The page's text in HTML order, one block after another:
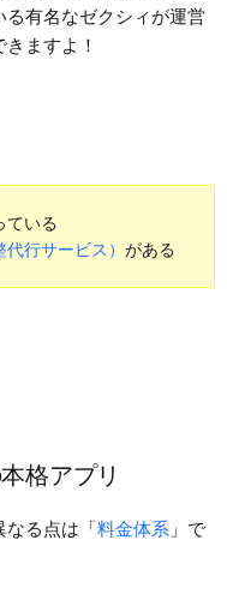
有名なゼクシィが運営
ますよ！
ている
行サービス） がある
格アプリ
なる点は「料金体系 」で